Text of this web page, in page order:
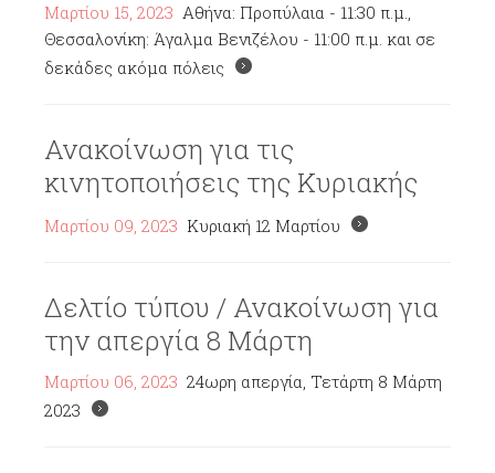
Μαρτίου 15, 2023 Αθήνα: Προπύλαια - 11:30 π.μ.,
Θεσσαλονίκη: Άγαλμα Βενιζέλου - 11:00 π.μ. και σε
δεκάδες ακόμα πόλεις
Ανακοίνωση για τις
κινητοποιήσεις της Κυριακής
Μαρτίου 09, 2023 Κυριακή 12 Μαρτίου
Δελτίο τύπου / Ανακοίνωση για
την απεργία 8 Μάρτη
Μαρτίου 06, 2023 24ωρη απεργία, Τετάρτη 8 Μάρτη
2023